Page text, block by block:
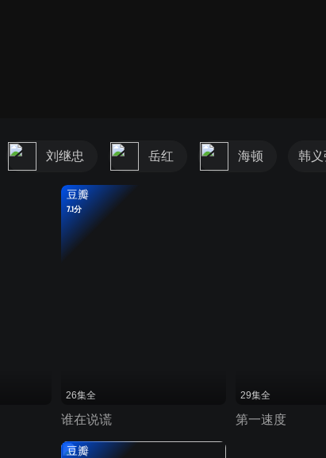
刘继忠 岳红 海顿 韩义
豆瓣
7.1分
26集全
谁在说谎
29集全
第一速度
豆瓣